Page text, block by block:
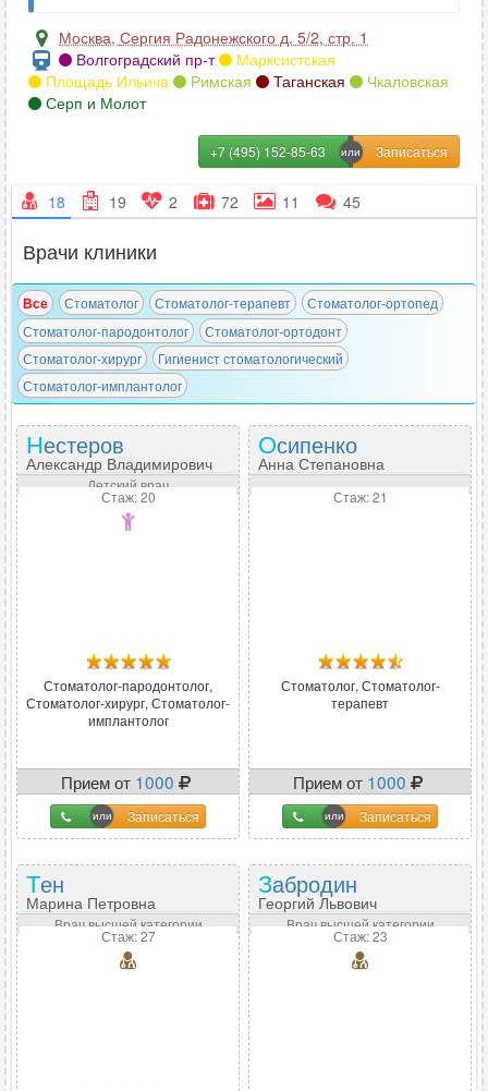
Москва, Сергия Радонежского д. 5/2, стр. 1
Волгоградский пр-т
Марксистская
Площадь Ильича
Римская Таганская
Чкаловская
Серп и Молот
+7 (495) 152-85-63
18 19 2 72 11 45
Врачи клиники
Все Стоматолог Стоматолог-терапевт
Стоматолог-ортопед
Стоматолог-пародонтолог
Стоматолог-ортодонт
Стоматолог-хирург
Гигиенист стоматологический
Стоматолог-имплантолог
Нестеров
Александр Владимирович
Детский врач
Стаж: 20
Стоматолог-пародонтолог,
Стоматолог-хирург, Стоматолог-
имплантолог
Прием от 1000
Записаться
Осипенко
Анна Степановна
Стаж: 21
Стоматолог, Стоматолог-
терапевт
Прием от 1000
Записаться
Тен
Марина Петровна
Врач высшей категории
Стаж: 27
Забродин
Георгий Львович
Врач высшей категории
Стаж: 23